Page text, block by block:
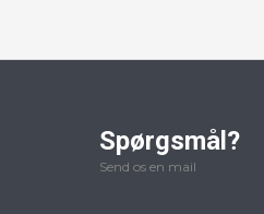
Spørgsmål?
Send os en mail